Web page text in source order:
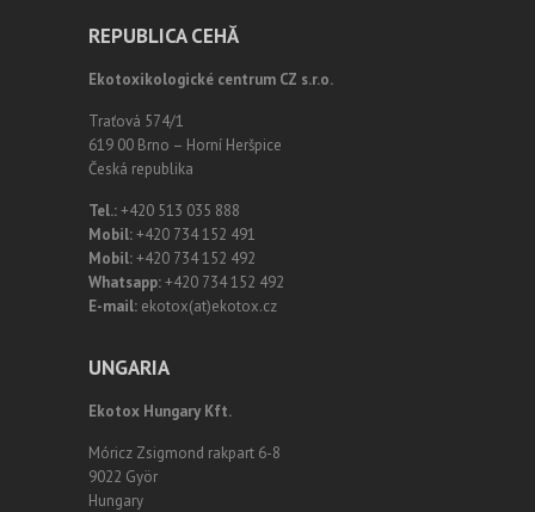
REPUBLICA CEHĂ
Ekotoxikologické centrum CZ s.r.o.
Traťová 574/1
619 00 Brno – Horní Heršpice
Česká republika
Tel.:+420 513 035 888
Mobil:+420 734 152 491
Mobil:+420 734 152 492
Whatsapp:+420 734 152 492
E-mail: ekotox(at)ekotox.cz
UNGARIA
Ekotox Hungary Kft.
Móricz Zsigmond rakpart 6-8
9022 Györ
Hungary